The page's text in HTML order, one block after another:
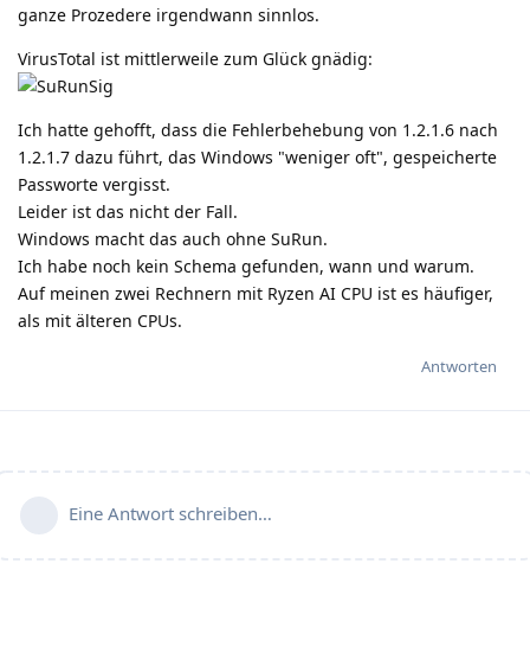
ganze Prozedere irgendwann sinnlos.
VirusTotal ist mittlerweile zum Glück gnädig:
Ich hatte gehofft, dass die Fehlerbehebung von 1.2.1.6 nach
1.2.1.7 dazu führt, das Windows "weniger oft", gespeicherte
Passworte vergisst.
Leider ist das nicht der Fall.
Windows macht das auch ohne SuRun.
Ich habe noch kein Schema gefunden, wann und warum.
Auf meinen zwei Rechnern mit Ryzen AI CPU ist es häufiger,
als mit älteren CPUs.
Antworten
Eine Antwort schreiben…